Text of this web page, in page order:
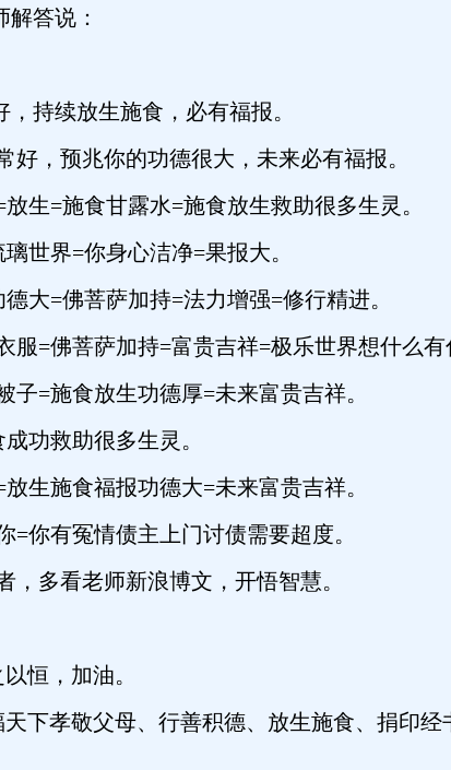
答说：
，持续放生施食，必有福报。
，预兆你的功德很大，未来必有福报。
生=施食甘露水=施食放生救助很多生灵。
世界=你身心洁净=果报大。
大=佛菩萨加持=法力增强=修行精进。
服=佛菩萨加持=富贵吉祥=极乐世界想什么有
子=施食放生功德厚=未来富贵吉祥。
功救助很多生灵。
生施食福报功德大=未来富贵吉祥。
=你有冤情债主上门讨债需要超度。
，多看老师新浪博文，开悟智慧。
恒，加油。
下孝敬父母、行善积德、放生施食、捐印经